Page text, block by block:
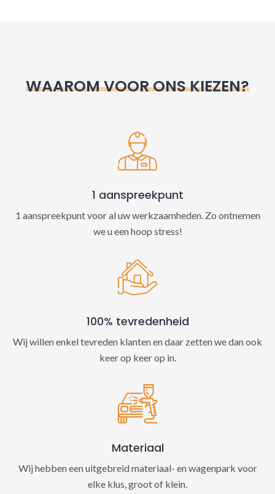
WAAROM VOOR ONS KIEZEN?
1 aanspreekpunt
1 aanspreekpunt voor al uw werkzaamheden. Zo ontnemen
we u een hoop stress!
100% tevredenheid
Wij willen enkel tevreden klanten en daar zetten we dan ook
keer op keer op in.
Materiaal
Wij hebben een uitgebreid materiaal- en wagenpark voor
elke klus, groot of klein.